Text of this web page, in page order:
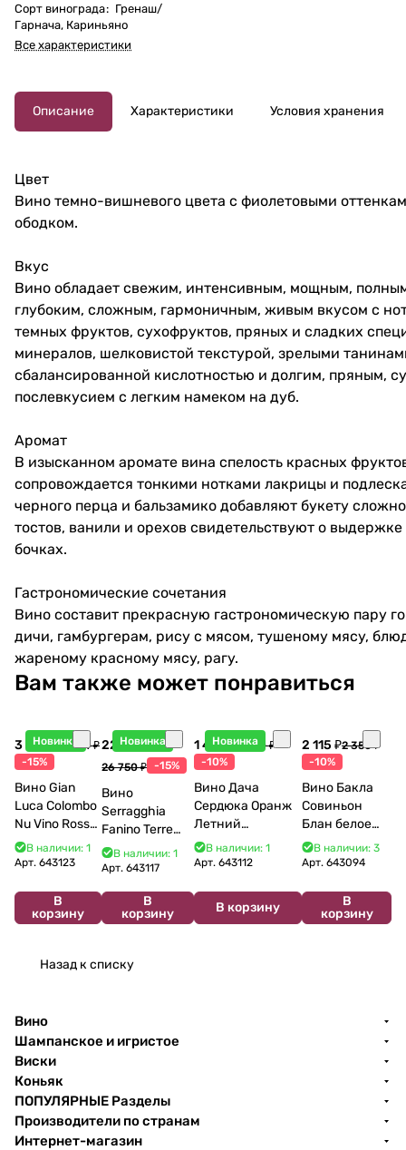
Сорт винограда: Гренаш/
Гарнача, Кариньяно
Все характеристики
Описание Характеристики Условия хранения
Цвет
Вино темно-вишневого цвета с фиолетовыми
ободком.
Вкус
Вино обладает свежим, интенсивным, мощным,
глубоким, сложным, гармоничным, живым вкусом с
темных фруктов, сухофруктов, пряных и сладких
минералов, шелковистой текстурой, зрелыми
сбалансированной кислотностью и долгим, пряным,
послевкусием с легким намеком на дуб.
Аромат
В изысканном аромате вина спелость красных
сопровождается тонкими нотками лакрицы и
черного перца и бальзамико добавляют букету
тостов, ванили и орехов свидетельствуют о
бочках.
Гастрономические сочетания
Вино составит прекрасную гастрономическую пару
дичи, гамбургерам, рису с мясом, тушеному мясу,
жареному красному мясу, рагу.
Вам также может понравиться
Новинка
3 998 ₽4 704 ₽
-15%
Вино Gian
Luca Colombo
Nu Vino Rosso
2025 750 мл
В наличии: 1
Арт. 643123
В
корзину
Новинка
22 738 ₽
26 750 ₽ -15%
Вино
Serragghia
Fanino Terre
Siciliane IGP
2022 750 мл
В наличии: 1
Арт.643117
В
корзину
Новинка
1 440 ₽1 600 ₽
-10%
Вино Дача
Сердюка Оранж
Летний
Сибирьковый
2024 750 мл
В наличии: 1
Арт. 643112
В корзину
2 115 ₽2 350 ₽
-10%
Вино Бакла
Совиньон
Блан белое
сухое 750 мл
12%
В наличии: 3
Арт.643094
В
корзину
Назад к списку
Вино
Шампанское и игристое
Виски
Коньяк
ПОПУЛЯРНЫЕ Разделы
Производители по странам
Интернет-магазин